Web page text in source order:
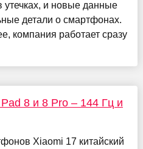
утечках, и новые данные
детали о смартфонах.
компания работает сразу
8 и 8 Pro – 144 Гц и
Xiaomi 17 китайский